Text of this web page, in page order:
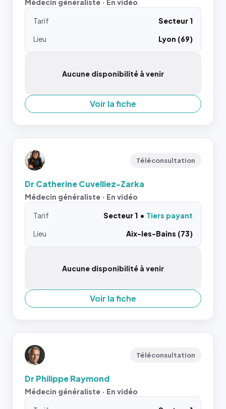
Médecin généraliste · En vidéo
Tarif
Secteur 1
Lieu
Lyon (69)
Aucune disponibilité à venir
Voir la fiche
Téléconsultation
Dr Catherine Cuvelliez-Zarka
Médecin généraliste · En vidéo
Tarif Secteur 1
Tiers payant
Lieu
Aix-les-Bains (73)
Aucune disponibilité à venir
Voir la fiche
Téléconsultation
Dr Philippe Raymond
Médecin généraliste · En vidéo